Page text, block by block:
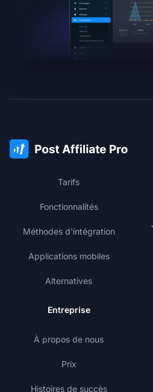
Tarifs
Fonctionnalités
Méthodes d'intégration
Applications mobiles
Alternatives
Entreprise
À propos de nous
Prix
Histoires de succès